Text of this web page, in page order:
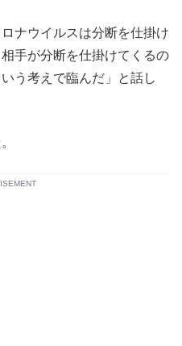
ナウイルスは分断を仕掛け
手が分断を仕掛けてくるの
う考えで臨んだ」と話し